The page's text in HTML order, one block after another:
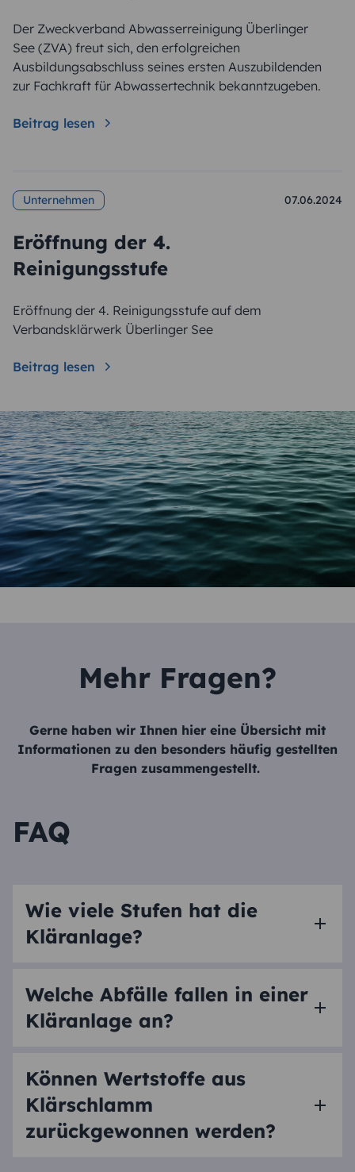
Der Zweckverband Abwasserreinigung Überlinger
See (ZVA) freut sich, den erfolgreichen
Ausbildungsabschluss seines ersten Auszubildenden
zur Fachkraft für Abwassertechnik bekanntzugeben.
Beitrag lesen
Unternehmen 07.06.2024
Eröffnung der 4.
Reinigungsstufe
Eröffnung der 4. Reinigungsstufe auf dem
Verbandsklärwerk Überlinger See
Beitrag lesen
Mehr Fragen?
Gerne haben wir Ihnen hier eine Übersicht mit
Informationen zu den besonders häufig gestellten
Fragen zusammengestellt.
FAQ
Wie viele Stufen hat die
Kläranlage?
Welche Abfälle fallen in einer
Kläranlage an?
Können Wertstoffe aus
Klärschlamm
zurückgewonnen werden?
Suche